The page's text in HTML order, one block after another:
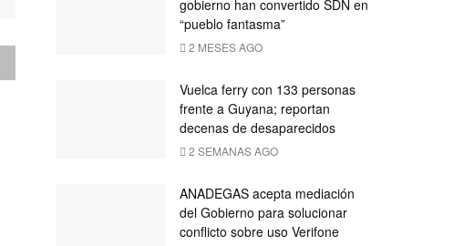
gobierno han convertido SDN en
“pueblo fantasma”
2 MESES AGO
Vuelca ferry con 133 personas
frente a Guyana; reportan
decenas de desaparecidos
2 SEMANAS AGO
ANADEGAS acepta mediación
del Gobierno para solucionar
conflicto sobre uso Verifone